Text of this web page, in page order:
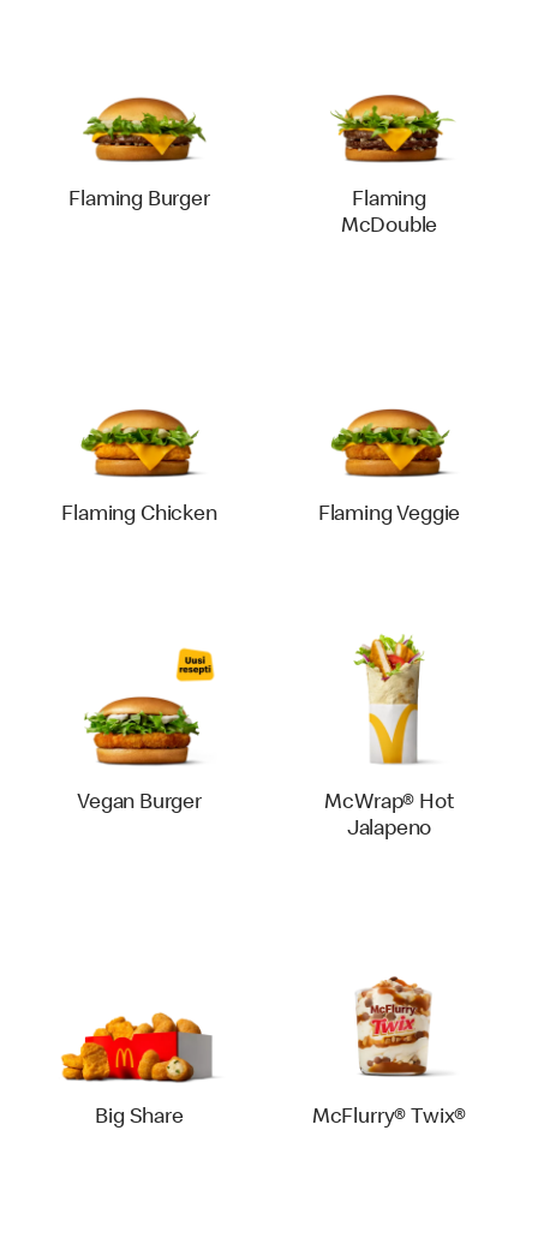
Flaming Burger
Flaming
McDouble
Flaming Chicken Flaming Veggie
Vegan Burger
McWrap® Hot
Jalapeno
Big Share McFlurry® Twix®